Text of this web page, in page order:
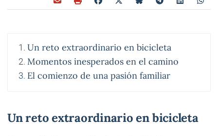
Un reto extraordinario en bicicleta
Momentos inesperados en el camino
El comienzo de una pasión familiar
Un reto extraordinario en bicicleta